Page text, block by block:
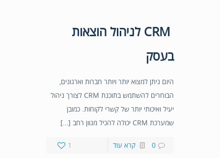
CRM לניהול הוצאות
בעסק
היום ניתן למצוא יותר ויותר חברות וארגונים,
הבוחרים להשתמש בתוכנת CRM לצורך ניהול
יעיל ואיכותי יותר של קשרי לקוחות. כמובן
שמערכת CRM יכולה להכיל מגוון רחב […]
1 0 קרא עוד